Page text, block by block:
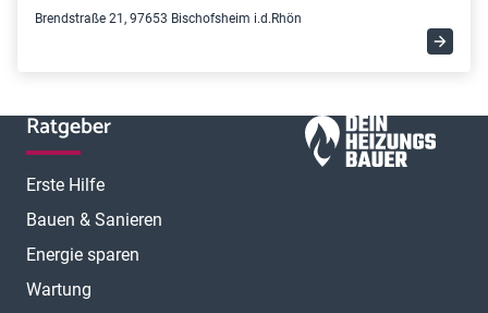
Brendstraße 21, 97653 Bischofsheim i.d.Rhön
Ratgeber
Erste Hilfe
Bauen & Sanieren
Energie sparen
Wartung